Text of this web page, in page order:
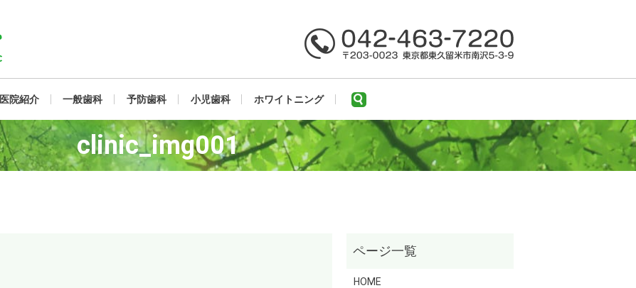
医院紹介 一般歯科 予防歯科 小児歯科 ホワイトニング
clinic_img001
HOME